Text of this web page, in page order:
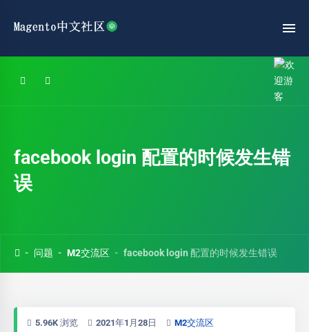
facebook login 配置的时候发生错
误
问题 M2交流区 facebook login 配置的时候发生错误
5.96K 浏览 2021年1月28日 M2交流区